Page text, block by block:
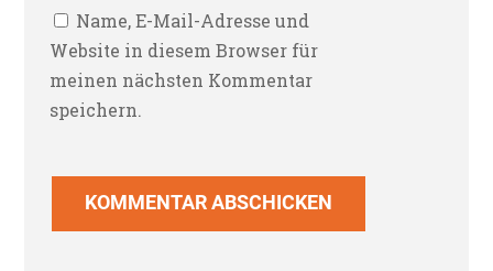
Name, E-Mail-Adresse und
Website in diesem Browser für
meinen nächsten Kommentar
speichern.
KOMMENTAR ABSCHICKEN